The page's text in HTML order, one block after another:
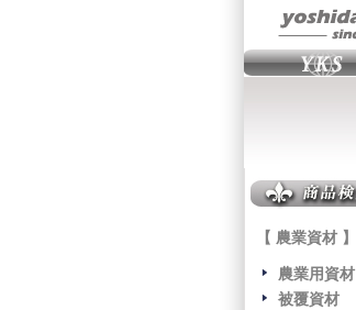
【 農業資材 】
農業用資材
被覆資材